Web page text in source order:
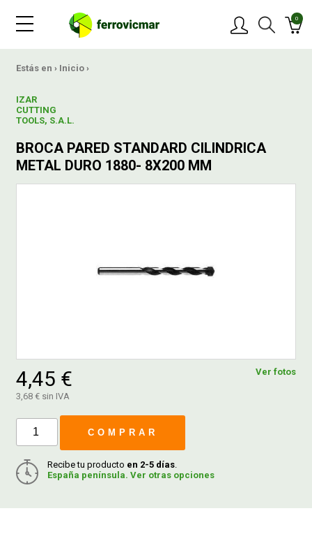
0
Estás en › Inicio ›
IZAR
CUTTING
TOOLS, S.A.L.
BROCA PARED STANDARD CILINDRICA
METAL DURO 1880- 8X200 MM
Ver fotos
4,45 €
3,68 € sin IVA
COMPRAR
Recibe tu producto en 2-5 días.
España península. Ver otras opciones
OFERTAS
CONTACTAR
CATÁLOGOS